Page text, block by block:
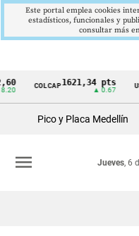
Cintillo
Colombia
COLCAP1621,34 pts USD/
Pico y Placa Medellín
Jueves, 6
menu
Este portal emplea cookies
estadísticos, funcionales y
consultar más